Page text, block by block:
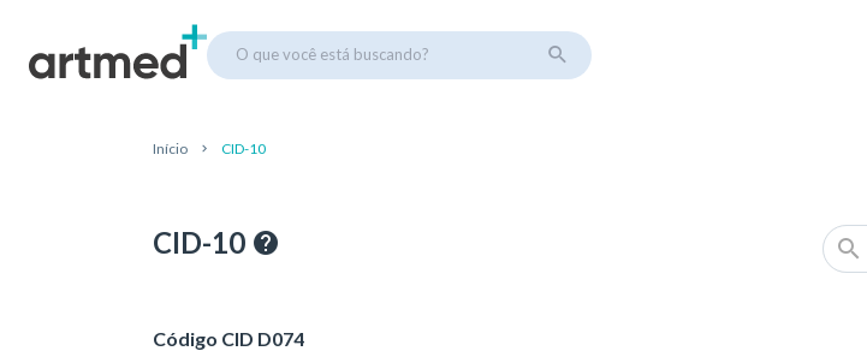
O que você está buscando?
Início CID-10
CID-10
Código CID D074